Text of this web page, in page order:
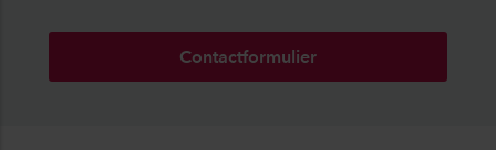
Contactformulier